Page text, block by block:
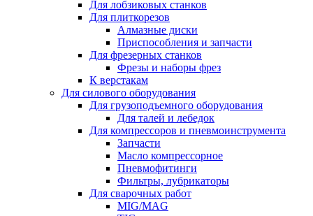
Для лобзиковых станков
Для плиткорезов
Алмазные диски
Приспособления и запчасти
Для фрезерных станков
Фрезы и наборы фрез
К верстакам
Для силового оборудования
Для грузоподъемного оборудования
Для талей и лебедок
Для компрессоров и пневмоинструмента
Запчасти
Масло компрессорное
Пневмофитинги
Фильтры, лубрикаторы
Для сварочных работ
MIG/MAG